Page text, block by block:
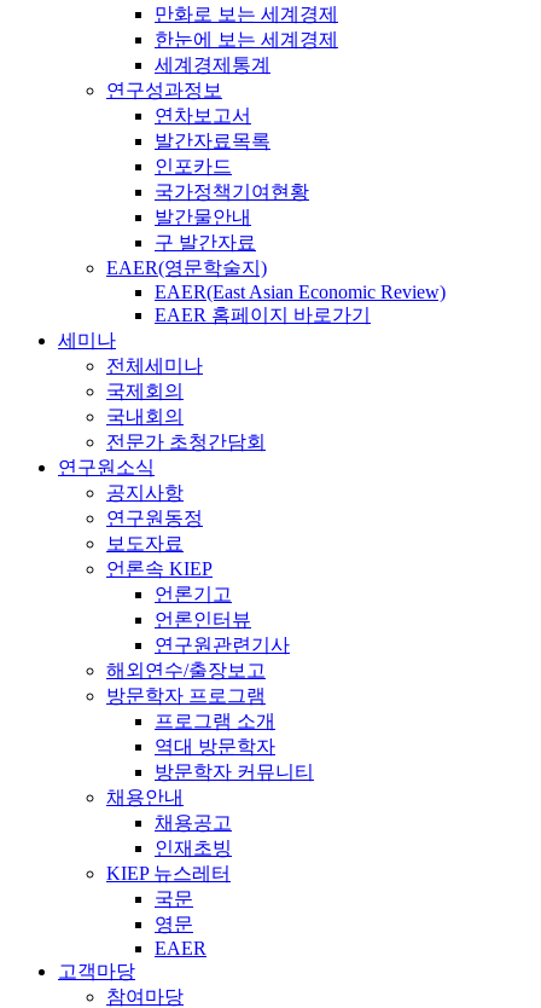
만화로 보는 세계경제
한눈에 보는 세계경제
세계경제통계
연구성과정보
연차보고서
발간자료목록
인포카드
국가정책기여현황
발간물안내
구 발간자료
EAER(영문학술지)
EAER(East Asian Economic Review)
EAER 홈페이지 바로가기
세미나
전체세미나
국제회의
국내회의
전문가 초청간담회
연구원소식
공지사항
연구원동정
보도자료
언론속 KIEP
언론기고
언론인터뷰
연구원관련기사
해외연수/출장보고
방문학자 프로그램
프로그램 소개
역대 방문학자
방문학자 커뮤니티
채용안내
채용공고
인재초빙
KIEP 뉴스레터
국문
영문
EAER
고객마당
참여마당